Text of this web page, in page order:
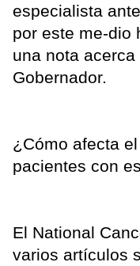
especialista
por este me-dio
una nota
Gobernador.
¿Cómo afecta
pacientes con
El National
varios artículos